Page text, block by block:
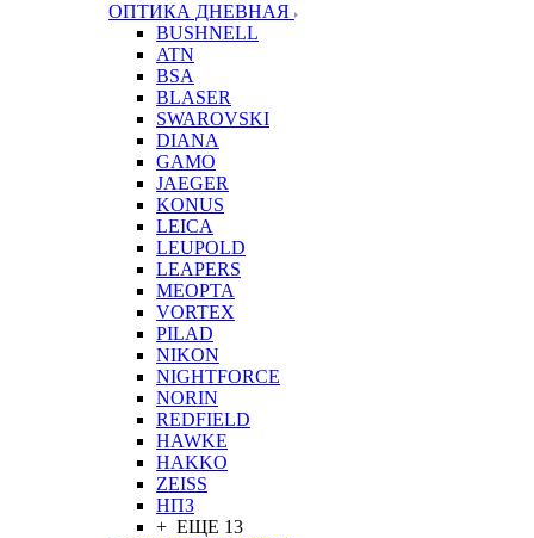
ОПТИКА ДНЕВНАЯ
BUSHNELL
ATN
BSA
BLASER
SWAROVSKI
DIANA
GAMO
JAEGER
KONUS
LEICA
LEUPOLD
LEAPERS
MEOPTA
VORTEX
PILAD
NIKON
NIGHTFORCE
NORIN
REDFIELD
HAWKE
HAKKO
ZEISS
НПЗ
+ ЕЩЕ 13